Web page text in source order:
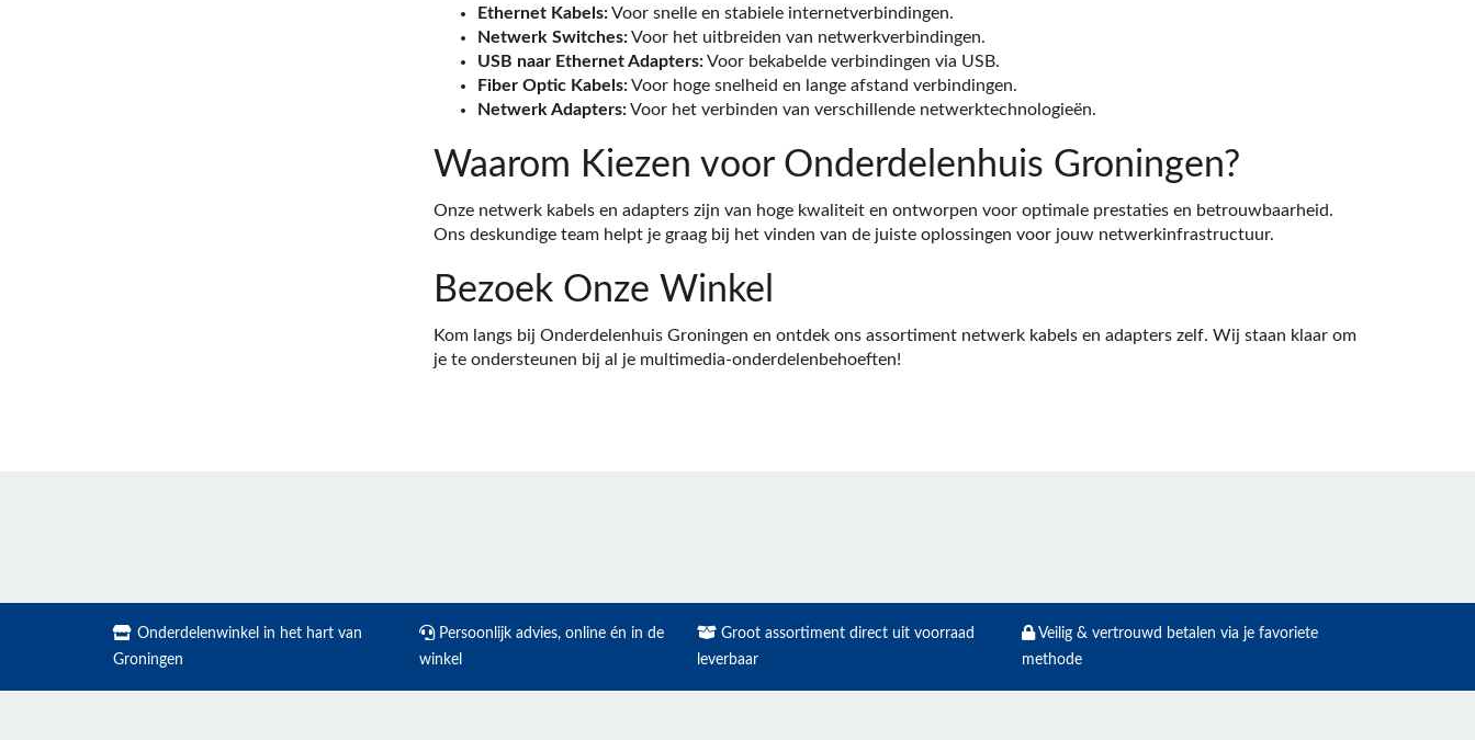
Ethernet Kabels:Voor snelle en stabiele internetverbindingen.
Netwerk Switches:Voor het uitbreiden van netwerkverbindingen.
USB naar Ethernet Adapters:Voor bekabelde verbindingen via USB.
Fiber Optic Kabels:Voor hoge snelheid en lange afstand verbindingen.
Netwerk Adapters:Voor het verbinden van verschillende netwerktechnologieën.
Waarom Kiezen voor Onderdelenhuis Groningen?
Onze netwerk kabels en adapters zijn van hoge kwaliteit en ontworpen voor optimale prestaties en betrouwbaarheid.
Ons deskundige team helpt je graag bij het vinden van de juiste oplossingen voor jouw netwerkinfrastructuur.
Bezoek Onze Winkel
Kom langs bij Onderdelenhuis Groningen en ontdek ons assortiment netwerk kabels en adapters zelf. Wij staan klaar om
je te ondersteunen bij al je multimedia-onderdelenbehoeften!
Onderdelenwinkel in het hart van
Groningen
Persoonlijk advies, online én in de
winkel
Groot assortiment direct uit voorraad
leverbaar
Veilig & vertrouwd betalen via je favoriete
methode